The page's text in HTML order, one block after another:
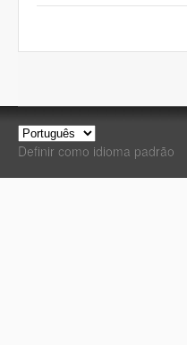
Definir como idioma padrão